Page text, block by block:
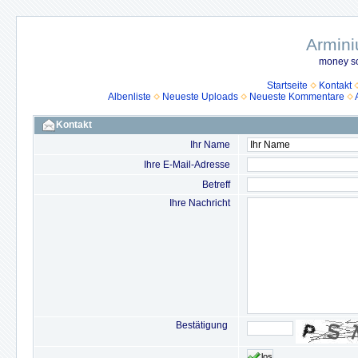
money
Startseite
Kontakt
Albenliste
Neueste Uploads Neueste Kommentare
Kontakt
Ihr Name
Ihre E-Mail-Adresse
Betreff
Ihre Nachricht
Bestätigung